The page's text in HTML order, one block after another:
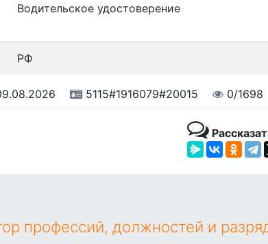
Водительское удостоверение
РФ
5115#1916079#20015 0/1698
профессий, должностей и